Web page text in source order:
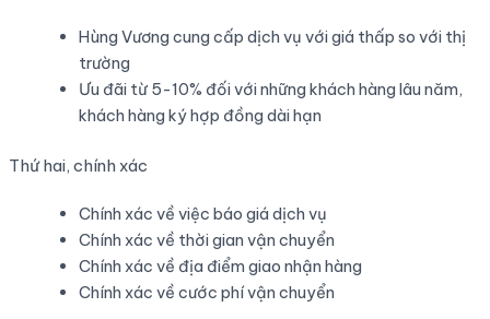
Hùng Vương cung cấp dịch vụ với giá thấp so với thị
trường
Ưu đãi từ 5-10% đối với những khách hàng lâu năm,
khách hàng ký hợp đồng dài hạn
Thứ hai, chính xác
Chính xác về việc báo giá dịch vụ
Chính xác về thời gian vận chuyển
Chính xác về địa điểm giao nhận hàng
Chính xác về cước phí vận chuyển